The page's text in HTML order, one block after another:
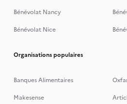
Bénévolat Nancy
Bénévolat Nice
Organisations populaires
Banques Alimentaires
Makesense